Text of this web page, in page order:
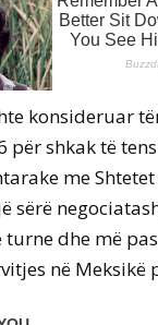
konsideruar
për shkak të
me
sërë
dhe më
në Meksikë